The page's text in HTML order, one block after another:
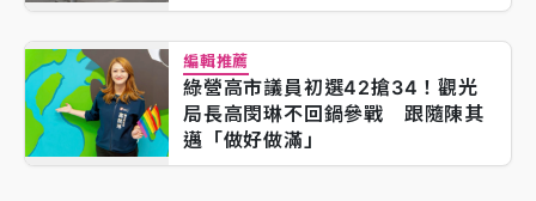
編輯推薦
綠營高市議員初選42搶34！觀光
局長高閔琳不回鍋參戰 跟隨陳其
邁「做好做滿」